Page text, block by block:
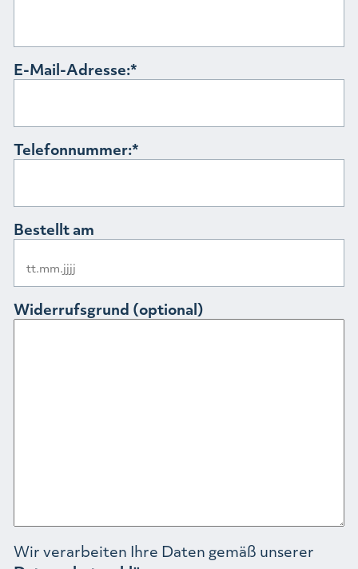
E-Mail-Adresse:
Telefonnummer:
Bestellt am
Widerrufsgrund (optional)
Wir verarbeiten Ihre Daten gemäß unserer